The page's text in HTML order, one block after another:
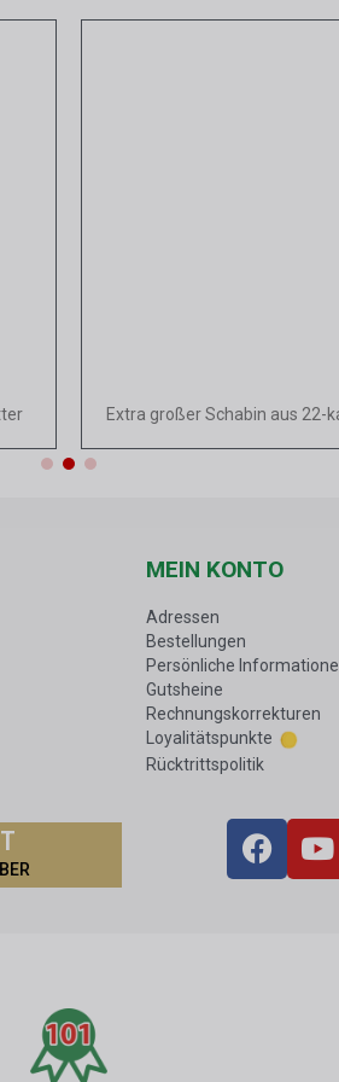
MEIN KONTO
Adressen
Bestellungen
Persönliche
Gutsheine
Rechnungskorrekturen
Loyalitätspunkte
Rücktrittspolitik